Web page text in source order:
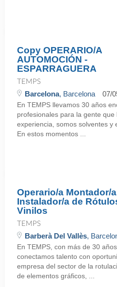
Copy OPERARIO/A
AUTOMOCIÓN -
ESPARRAGUERA
TEMPS
Barcelona, Barcelona 07/
En TEMPS llevamos 30 años
profesionales para la gente
experiencia, somos solventes y
En estos momentos ...
Operario/a Montador/
Instalador/a de
Vinilos
TEMPS
Barberà Del Vallès,
En TEMPS, con más de 30
conectamos talento con
empresa del sector de la
de elementos gráficos, ...